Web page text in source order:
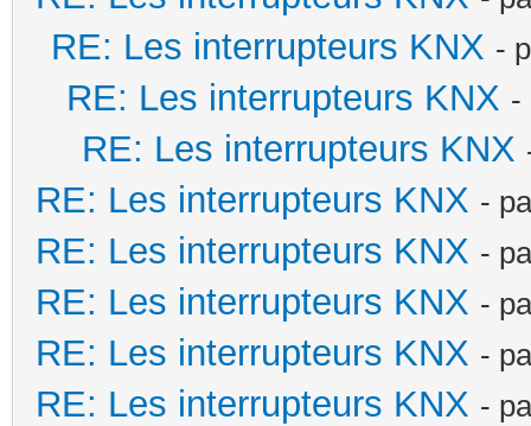
RE: Les interrupteurs KNX -
RE: Les interrupteurs KNX -
RE: Les interrupteurs KNX
RE: Les interrupteurs KNX -
RE: Les interrupteurs KNX -
RE: Les interrupteurs KNX -
RE: Les interrupteurs KNX -
RE: Les interrupteurs KNX -